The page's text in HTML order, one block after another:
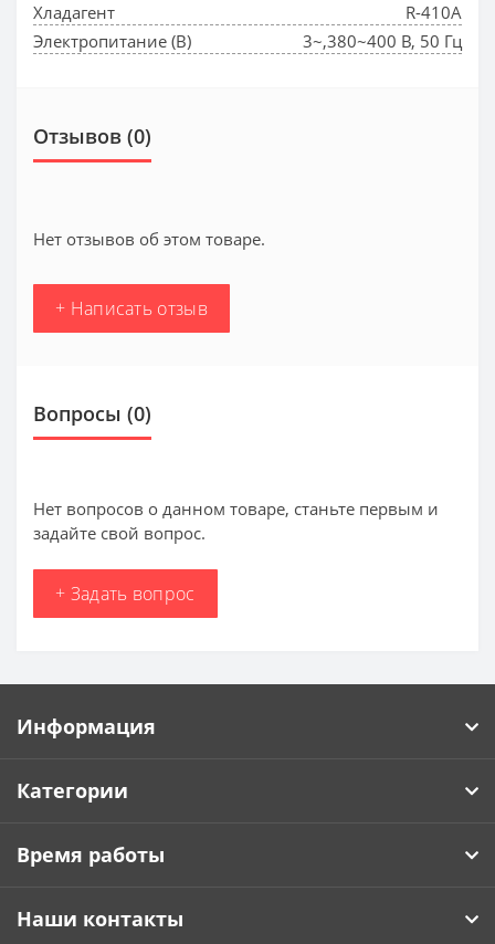
Хладагент
R-410A
Электропитание (В)
3~,380~400 В, 50 Гц
Отзывов (0)
Нет отзывов об этом товаре.
+ Написать отзыв
Вопросы (0)
Нет вопросов о данном товаре, станьте первым и
задайте свой вопрос.
+ Задать вопрос
Информация
Категории
Время работы
Наши контакты